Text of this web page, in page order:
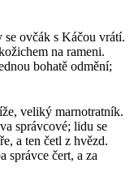
se ovčák s Káčou vrátí.
na rameni.
bohatě odmění;
veliký marnotratník.
správcové; lidu se
a ten četl z hvězd.
správce čert, a za